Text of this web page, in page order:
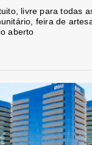
livre para todas
feira de
aberto